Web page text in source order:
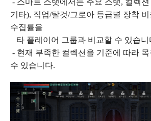
- 스마트 스탯에서는 주요 스탯, 컬렉
기타), 직업/탈것/그로아 등급별 장착
수집률을
타 플레이어 그룹과 비교할 수 있습니
- 현재 부족한 컬렉션을 기준에 따라
수 있습니다.